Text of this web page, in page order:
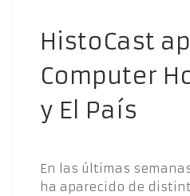
HistoCast
Computer
y El País
En las últimas
ha aparecido de